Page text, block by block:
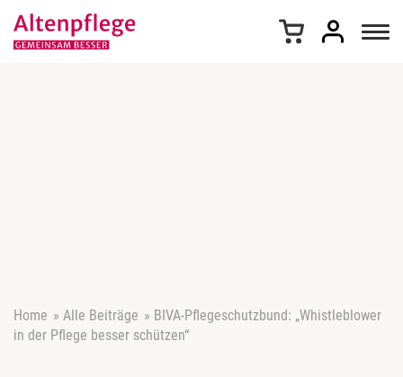
Home » Alle Beiträge » BIVA-Pflegeschutzbund: „Whistleblower
in der Pflege besser schützen“